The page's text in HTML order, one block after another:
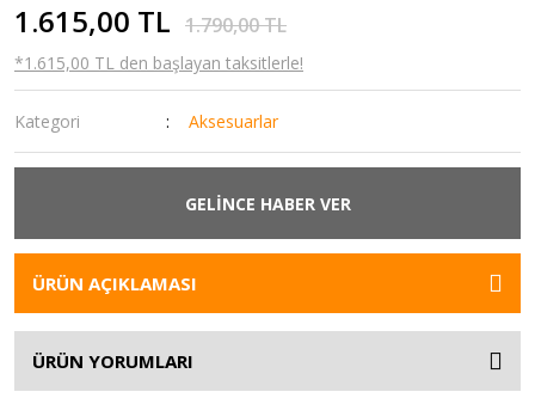
1.615,00 TL 1.790,00 TL
*1.615,00 TL den başlayan taksitlerle!
Kategori Aksesuarlar
GELİNCE HABER VER
ÜRÜN AÇIKLAMASI
ÜRÜN YORUMLARI